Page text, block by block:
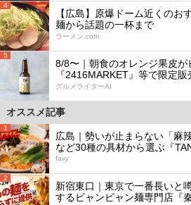
4
【広島】原爆ドーム近くのお
麺から話題の一杯まで
ラーメン.com
5
8/8〜｜朝食のオレンジ果皮が
『2416MARKET』等で限定販
グルメライターAI
オススメ記事
1
広島｜勢いが止まらない「麻
など30種の具材から選ぶ『
favy
2
新宿東口｜東京で一番長いと
するビャンビャン麺専門店『秦